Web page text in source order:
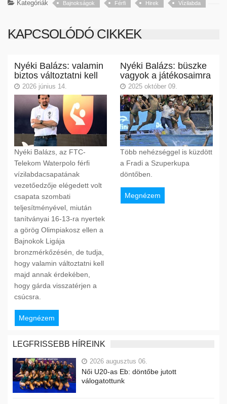
Kategóriák Bajnokságok Férfi Hirek Vízilabda
KAPCSOLÓDÓ CIKKEK
Nyéki Balázs: valamin
biztos változtatni kell
2026 június 14.
Nyéki Balázs, az FTC-
Telekom Waterpolo férfi
vízilabdacsapatának
vezetőedzője elégedett volt
csapata szombati
teljesítményével, miután
tanítványai 16-13-ra nyertek
a görög Olimpiakosz ellen a
Bajnokok Ligája
bronzmérkőzésén, de tudja,
hogy valamin változtatni kell
majd annak érdekében,
hogy gárda visszatérjen a
csúcsra.
Megnézem
Nyéki Balázs: büszke
vagyok a játékosaimra
2025 október 09.
Több nehézséggel is küzdött
a Fradi a Szuperkupa
döntőben.
Megnézem
LEGFRISSEBB HÍREINK
2026 augusztus 06.
Női U20-as Eb: döntőbe jutott
válogatottunk